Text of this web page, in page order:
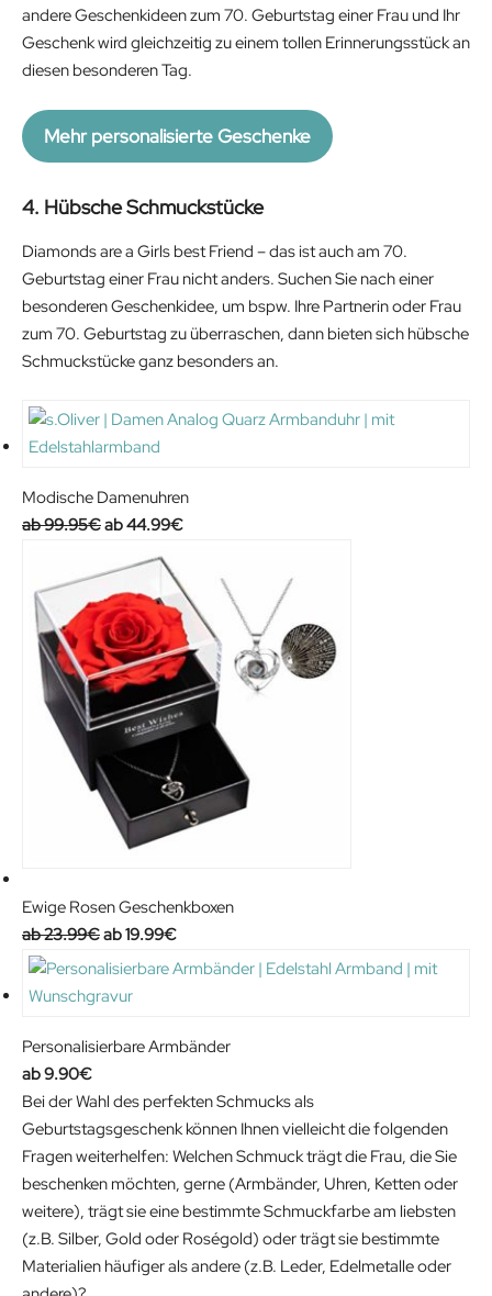
l
p
r
e
a
:
1
6
.
9
€
.
p
r
i
i
:
5
.
9
9
€
andere Geschenkideen zum 70. Geburtstag einer Frau und Ihr
Geschenk wird gleichzeitig zu einem tollen Erinnerungsstück an
diesen besonderen Tag.
Mehr personalisierte Geschenke
4. Hübsche Schmuckstücke
Diamonds are a Girls best Friend – das ist auch am 70.
Geburtstag einer Frau nicht anders. Suchen Sie nach einer
besonderen Geschenkidee, um bspw. Ihre Partnerin oder Frau
zum 70. Geburtstag zu überraschen, dann bieten sich hübsche
Schmuckstücke ganz besonders an.
Modische Damenuhren
99.95€O
i
g
i
n
a
l
r
i
a
s
:
9
.
5
€
.
44.99€C
r
e
n
t
p
c
e
:
4
9
.
Ewige Rosen Geschenkboxen
23.99€O
r
i
i
a
l
p
r
i
c
e
19.99€C
u
e
t
p
r
c
e
i
Personalisierbare Armbänder
9.90€
Bei der Wahl des perfekten Schmucks als
Geburtstagsgeschenk können Ihnen vielleicht die folgenden
Fragen weiterhelfen: Welchen Schmuck trägt die Frau, die Sie
beschenken möchten, gerne (Armbänder, Uhren, Ketten oder
weitere), trägt sie eine bestimmte Schmuckfarbe am liebsten
(z.B. Silber, Gold oder Roségold) oder trägt sie bestimmte
Materialien häufiger als andere (z.B. Leder, Edelmetalle oder